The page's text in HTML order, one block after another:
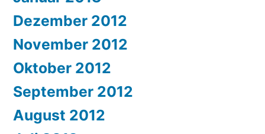
Dezember 2012
November 2012
Oktober 2012
September 2012
August 2012